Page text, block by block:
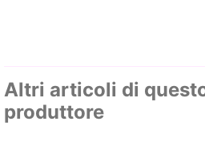
Altri articoli di
produttore